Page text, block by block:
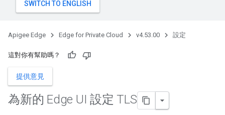
Apigee Edge Edge for Private Cloud v4.53.00 設定
這對你有幫助嗎？
提供意見
為新的 Edge UI 設定 TLS